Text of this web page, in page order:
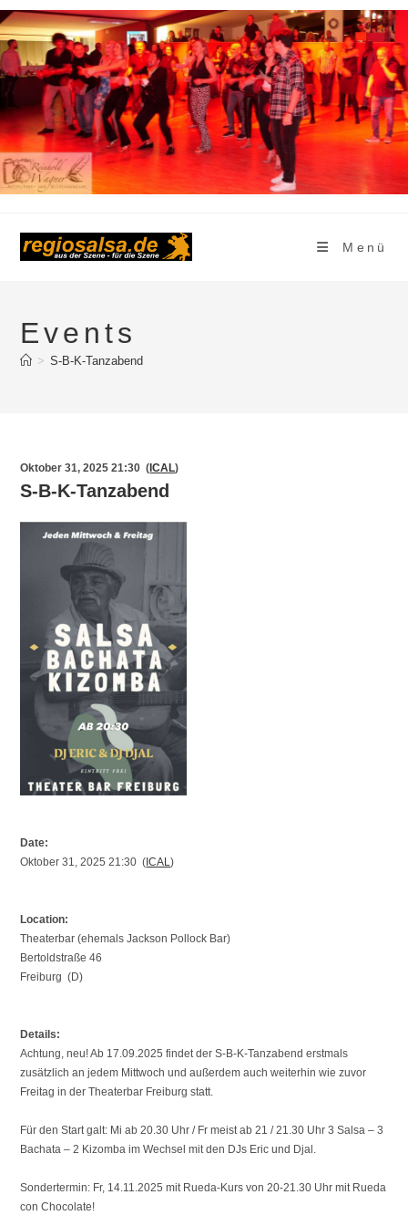
Zum
Inhalt
springen
Menü
Events
> S-B-K-Tanzabend
Oktober 31, 2025 21:30 (ICAL)
S-B-K-Tanzabend
Date:
Oktober 31, 2025 21:30 (ICAL)
Location:
Theaterbar (ehemals Jackson Pollock Bar)
Bertoldstraße 46
Freiburg (D)
Details:
Achtung, neu! Ab 17.09.2025 findet der S-B-K-Tanzabend erstmals
zusätzlich an jedem Mittwoch und außerdem auch weiterhin wie zuvor
Freitag in der Theaterbar Freiburg statt.
Für den Start galt: Mi ab 20.30 Uhr / Fr meist ab 21 / 21.30 Uhr 3 Salsa – 3
Bachata – 2 Kizomba im Wechsel mit den DJs Eric und Djal.
Sondertermin: Fr, 14.11.2025 mit Rueda-Kurs von 20-21.30 Uhr mit Rueda
con Chocolate!